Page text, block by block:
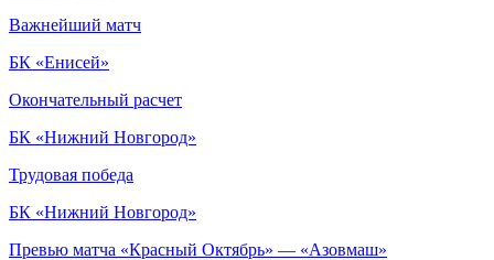
Важнейший матч
БК «Енисей»
Окончательный расчет
БК «Нижний Новгород»
Трудовая победа
БК «Нижний Новгород»
Превью матча «Красный Октябрь» — «Азовмаш»